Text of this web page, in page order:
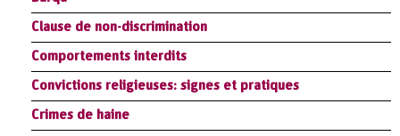
Clause de non-discrimination
Comportements interdits
Convictions religieuses: signes et pratiques
Crimes de haine